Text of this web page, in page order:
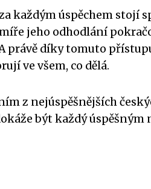
každým úspěchem stojí
jeho odhodlání
právě díky tomuto
ve všem, co dělá.
z nejúspěšnějších
být každý úspěšným